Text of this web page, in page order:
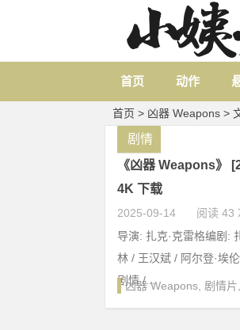
首页 动作
首页 > 凶器 Weapons >
《凶器 Weapons》
4K 下载
2025-09-14 阅读 43
剧情
导演: 扎克·克雷格编剧:
林 / 王汉斌 / 阿尔登·埃
剧情 /...
凶器 Weapons 剧情片